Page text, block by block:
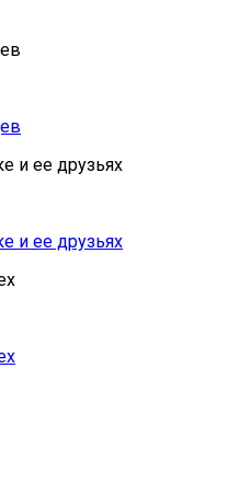
и ее друзьях
и ее друзьях